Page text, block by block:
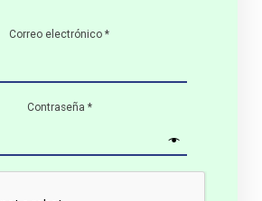
Correo electrónico*
Contraseña *